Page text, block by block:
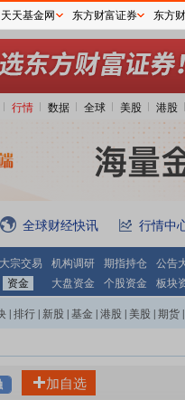
行情 数据 全球 美股 港股
全球财经快讯 行情中
大宗交易 机构调研 期指持仓
公告
资金 大盘资金 个股资金 板块
排行 新股 基金 港股 美股 期货
加自选
天天基金网 东方财富证券 东方